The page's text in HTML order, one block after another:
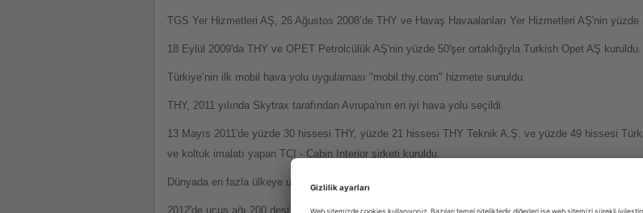
TGS Yer Hizmetleri AŞ, 26 Ağustos 2008’de THY ve Havaş Havaalanları Yer Hizmetleri AŞ'nin yüzde
18 Eylül 2009'da THY ve OPET Petrolcülük AŞ'nin yüzde 50'şer ortaklığıyla Turkish Opet AŞ kuruldu.
Türkiye’nin ilk mobil hava yolu uygulaması "mobil.thy.com" hizmete sunuldu.
THY, 2011 yılında Skytrax tarafından Avrupa'nın en iyi hava yolu seçildi.
13 Mayıs 2011'de yüzde 30 hissesi THY, yüzde 21 hissesi THY Teknik A.Ş. ve yüzde 49 hissesi
ve koltuk imalatı yapan TCI - Cabin Interior şirketi kuruldu.
Dünyada en fazla ülkeye uçan hava yolu
2012'de uçuş ağı 200 destinasyona ulaşan THY, "Dünyada en fazla ülkeye uçan hava yolu şirketi"